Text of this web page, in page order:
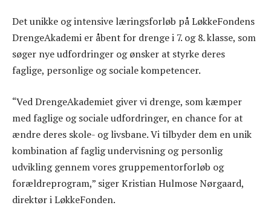
Det unikke og intensive læringsforløb på LøkkeFondens
DrengeAkademi er åbent for drenge i 7. og 8. klasse, som
søger nye udfordringer og ønsker at styrke deres
faglige, personlige og sociale kompetencer.
“Ved DrengeAkademiet giver vi drenge, som kæmper
med faglige og sociale udfordringer, en chance for at
ændre deres skole- og livsbane. Vi tilbyder dem en unik
kombination af faglig undervisning og personlig
udvikling gennem vores gruppementorforløb og
forældreprogram,” siger Kristian Hulmose Nørgaard,
direktør i LøkkeFonden.